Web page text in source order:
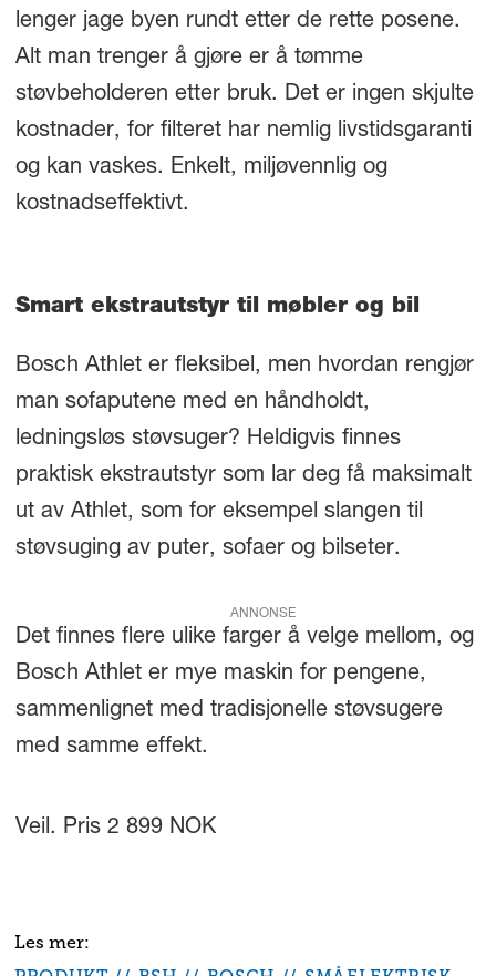
lenger jage byen rundt etter de rette posene.
Alt man trenger å gjøre er å tømme
støvbeholderen etter bruk. Det er ingen skjulte
kostnader, for filteret har nemlig livstidsgaranti
og kan vaskes. Enkelt, miljøvennlig og
kostnadseffektivt.
Smart ekstrautstyr til møbler og bil
Bosch Athlet er fleksibel, men hvordan rengjør
man sofaputene med en håndholdt,
ledningsløs støvsuger? Heldigvis finnes
praktisk ekstrautstyr som lar deg få maksimalt
ut av Athlet, som for eksempel slangen til
støvsuging av puter, sofaer og bilseter.
ANNONSE
Det finnes flere ulike farger å velge mellom, og
Bosch Athlet er mye maskin for pengene,
sammenlignet med tradisjonelle støvsugere
med samme effekt.
Veil. Pris 2 899 NOK